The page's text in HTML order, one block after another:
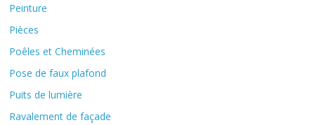
Peinture
Pièces
Poêles et Cheminées
Pose de faux plafond
Puits de lumière
Ravalement de façade